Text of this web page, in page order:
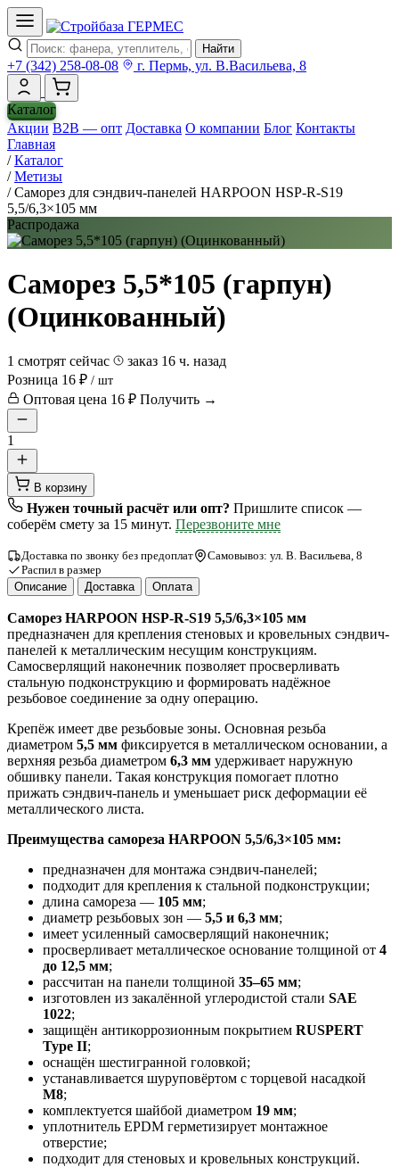
Найти
+7 (342) 258-08-08 г. Пермь, ул. В.Васильева, 8
Каталог
Акции B2B — опт Доставка О компании Блог Контакты
Главная
/ Каталог
/ Метизы
/ Саморез для сэндвич-панелей HARPOON HSP-R-S19
5,5/6,3×105 мм
Распродажа
Саморез 5,5*105 (гарпун)
(Оцинкованный)
1 смотрят сейчас
заказ 16 ч. назад
Розница 16 ₽ / шт
Оптовая цена 16 ₽ Получить →
1
В корзину
Нужен точный расчёт или опт? Пришлите список —
соберём смету за 15 минут. Перезвоните мне
Доставка по звонку без предоплат
Самовывоз: ул. В. Васильева, 8
Распил в размер
Описание
Доставка Оплата
Саморез HARPOON HSP-R-S19 5,5/6,3×105 мм
предназначен для крепления стеновых и кровельных сэндвич-
панелей к металлическим несущим конструкциям.
Самосверлящий наконечник позволяет просверливать
стальную подконструкцию и формировать надёжное
резьбовое соединение за одну операцию.
Крепёж имеет две резьбовые зоны. Основная резьба
диаметром 5,5 мм фиксируется в металлическом основании, а
верхняя резьба диаметром 6,3 мм удерживает наружную
обшивку панели. Такая конструкция помогает плотно
прижать сэндвич-панель и уменьшает риск деформации её
металлического листа.
Преимущества самореза HARPOON 5,5/6,3×105 мм:
предназначен для монтажа сэндвич-панелей;
подходит для крепления к стальной подконструкции;
длина самореза — 105 мм;
диаметр резьбовых зон — 5,5 и 6,3 мм;
имеет усиленный самосверлящий наконечник;
просверливает металлическое основание толщиной от 4
до 12,5 мм;
рассчитан на панели толщиной 35–65 мм;
изготовлен из закалённой углеродистой стали SAE
1022;
защищён антикоррозионным покрытием RUSPERT
Type II;
оснащён шестигранной головкой;
устанавливается шуруповёртом с торцевой насадкой
М8;
комплектуется шайбой диаметром 19 мм;
уплотнитель EPDM герметизирует монтажное
отверстие;
подходит для стеновых и кровельных конструкций.